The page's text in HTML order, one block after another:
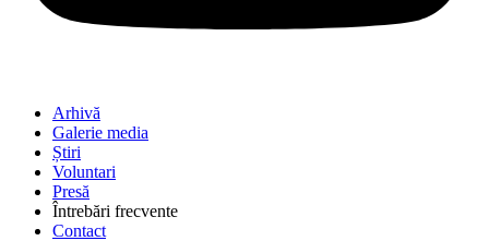
Arhivă
Galerie media
Știri
Voluntari
Presă
Întrebări frecvente
Contact